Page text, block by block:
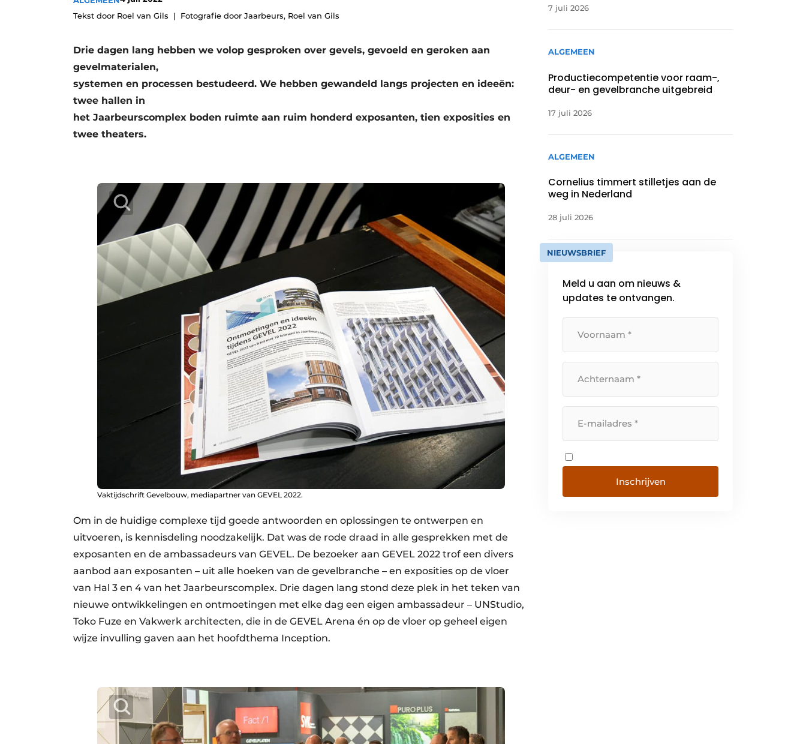
Privacy / Cookie statement
Vacatures
Tekst door Roel van Gils
Fotografie door Jaarbeurs, Roel van Gils
Drie dagen lang hebben we volop gesproken over gevels, gevoeld en geroken aan
gevelmaterialen,
systemen en processen bestudeerd. We hebben gewandeld langs projecten en ideeën:
twee hallen in
het Jaarbeurscomplex boden ruimte aan ruim honderd exposanten, tien exposities en
twee theaters.
Vaktijdschrift Gevelbouw, mediapartner van GEVEL 2022.
Om in de huidige complexe tijd goede antwoorden en oplossingen te ontwerpen en
uitvoeren, is kennisdeling noodzakelijk. Dat was de rode draad in alle gesprekken met de
exposanten en de ambassadeurs van GEVEL. De bezoeker aan GEVEL 2022 trof een divers
aanbod aan exposanten – uit alle hoeken van de gevelbranche – en exposities op de vloer
van Hal 3 en 4 van het Jaarbeurscomplex. Drie dagen lang stond deze plek in het teken van
nieuwe ontwikkelingen en ontmoetingen met elke dag een eigen ambassadeur – UNStudio,
Toko Fuze en Vakwerk architecten, die in de GEVEL Arena én op de vloer op geheel eigen
wijze invulling gaven aan het hoofdthema Inception.
7 juli 2026
ALGEMEEN
Productiecompetentie voor raam-,
deur- en gevelbranche uitgebreid
17 juli 2026
ALGEMEEN
Cornelius timmert stilletjes aan de
weg in Nederland
28 juli 2026
NIEUWSBRIEF
Meld u aan om nieuws &
updates te ontvangen.
Inschrijven